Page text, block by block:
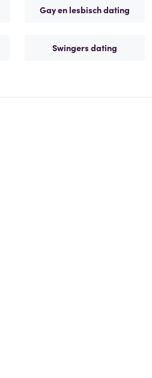
Gay en lesbisch dating
Swingers dating